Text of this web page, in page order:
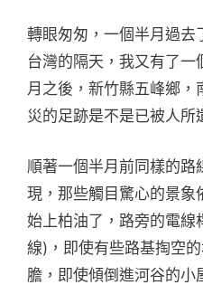
轉眼匆匆，一個半月過去
台灣的隔天，我又有了一
月之後，新竹縣五峰鄉，
災的足跡是不是已被人所
順著一個半月前同樣的路
現，那些觸目驚心的景象
始上柏油了，路旁的電線
線)，即使有些路基掏空
膽，即使傾倒進河谷的小